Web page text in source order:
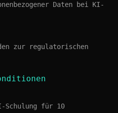
Daten bei KI-
zur regulatorischen
Schulung für 10